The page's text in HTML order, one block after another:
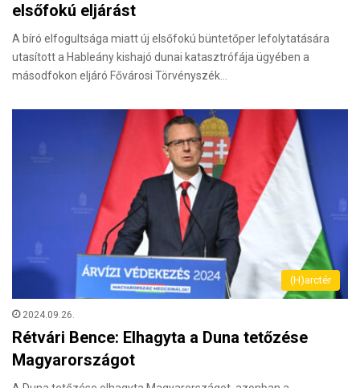
elsőfokú eljárást
A bíró elfogultsága miatt új elsőfokú büntetőper lefolytatására
utasított a Hableány kishajó dunai katasztrófája ügyében a
másodfokon eljáró Fővárosi Törvényszék…
(H)arctér
2024.09.26.
Rétvári Bence: Elhagyta a Duna tetőzése
Magyarországot